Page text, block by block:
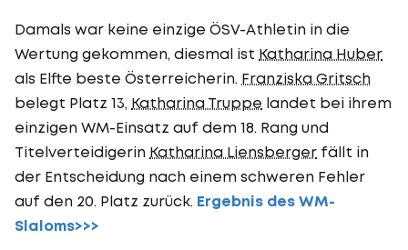
Damals war keine einzige ÖSV-Athletin in die
Wertung gekommen, diesmal ist Katharina Huber
als Elfte beste Österreicherin. Franziska Gritsch
belegt Platz 13, Katharina Truppe landet bei ihrem
einzigen WM-Einsatz auf dem 18. Rang und
Titelverteidigerin Katharina Liensberger fällt in
der Entscheidung nach einem schweren Fehler
auf den 20. Platz zurück. Ergebnis des WM-
Slaloms>>>